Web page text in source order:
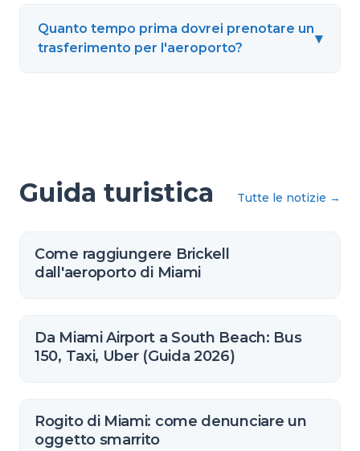
Quanto tempo prima dovrei prenotare un
trasferimento per l'aeroporto?
▾
Guida turistica Tutte le notizie →
Come raggiungere Brickell
dall'aeroporto di Miami
Da Miami Airport a South Beach: Bus
150, Taxi, Uber (Guida 2026)
Rogito di Miami: come denunciare un
oggetto smarrito